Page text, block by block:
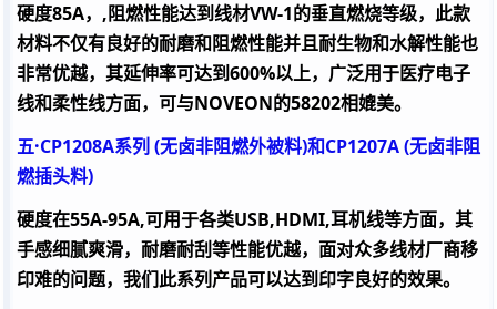
硬度85A， ,阻燃性能达到线材VW-1的垂直燃烧等级，此款
材料不仅有良好的耐磨和阻燃性能并且耐生物和水解性能也
非常优越，其延伸率可达到600%以上，广泛用于医疗电子
线和柔性线方面，可与NOVEON的58202相媲美。
五·CP1208A系列 (无卤非阻燃外被料)和CP1207A (无卤非阻
燃插头料)
硬度在55A-95A,可用于各类USB,HDMI,耳机线等方面，其
手感细腻爽滑，耐磨耐刮等性能优越，面对众多线材厂商移
印难的问题，我们此系列产品可以达到印字良好的效果。